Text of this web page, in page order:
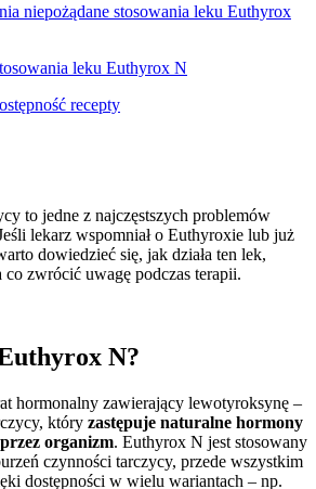
niepożądane stosowania leku Euthyrox
leku Euthyrox N
recepty
to jedne z najczęstszych problemów
lekarz wspomniał o Euthyroxie lub już
dowiedzieć się, jak działa ten lek,
co zwrócić uwagę podczas terapii.
N?
hormonalny zawierający lewotyroksynę –
który zastępuje naturalne hormony
organizm. Euthyrox N jest stosowany
czynności tarczycy, przede wszystkim
dostępności w wielu wariantach – np.